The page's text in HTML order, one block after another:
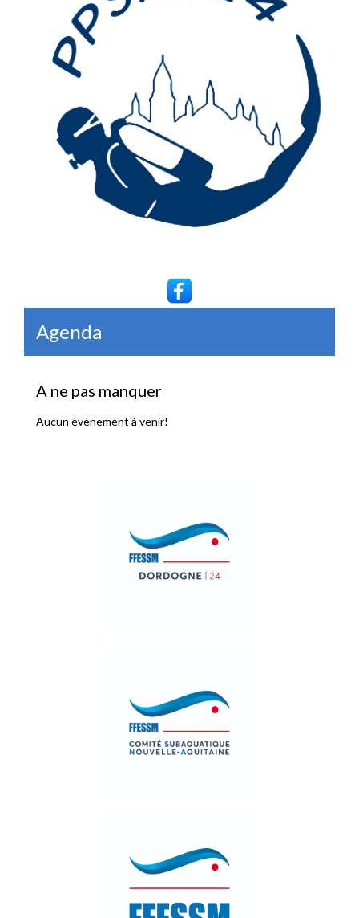
Agenda
A ne pas manquer
Aucun évènement à venir!